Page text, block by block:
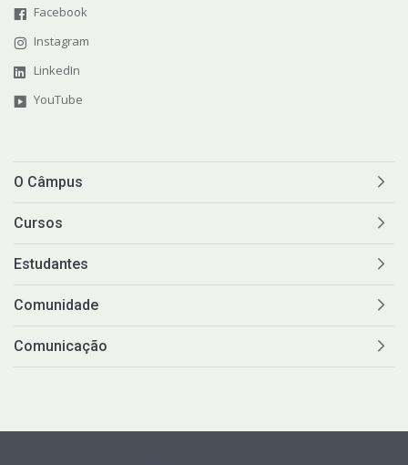
Facebook
Instagram
LinkedIn
YouTube
O Câmpus
Cursos
Estudantes
Comunidade
Comunicação